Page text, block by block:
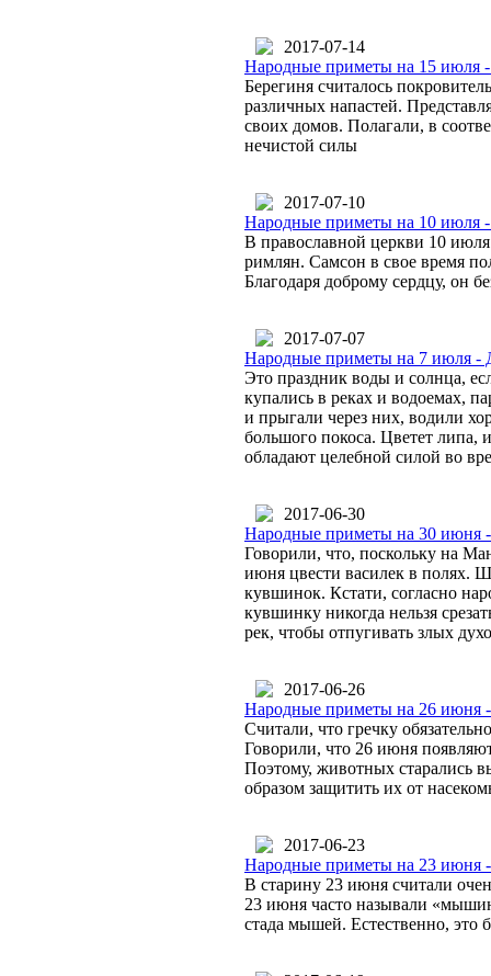
2017-07-14
Народные приметы на 15 июля -
Берегиня считалось
различных напастей.
своих домов. Полагали, в
нечистой силы
2017-07-10
Народные приметы на 10 июля
В православной церкви 10
римлян. Самсон в свое время
Благодаря доброму сердцу, он
2017-07-07
Народные приметы на 7 июля -
Это праздник воды и солнца,
купались в реках и водоемах,
и прыгали через них, водили
большого покоса. Цветет липа,
обладают целебной силой во
2017-06-30
Народные приметы на 30 июня
Говорили, что, поскольку на
июня цвести василек в полях.
кувшинок. Кстати, согласно
кувшинку никогда нельзя
рек, чтобы отпугивать злых
2017-06-26
Народные приметы на 26
Считали, что гречку
Говорили, что 26 июня
Поэтому, животных старались
образом защитить их от
2017-06-23
Народные приметы на 23 июня
В старину 23 июня считали
23 июня часто называли
стада мышей. Естественно, это